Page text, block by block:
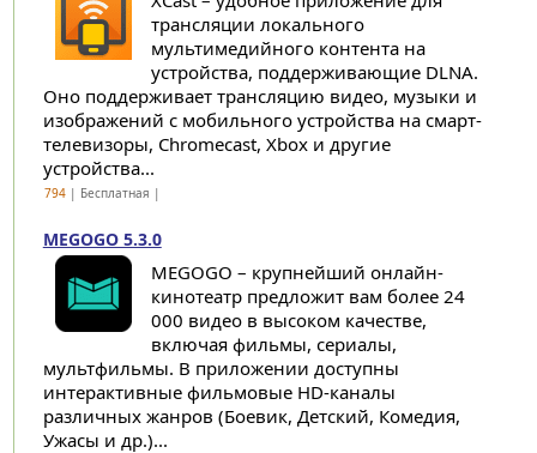
трансляции локального
мультимедийного контента на
устройства, поддерживающие DLNA.
Оно поддерживает трансляцию видео, музыки и
изображений с мобильного устройства на смарт-
телевизоры, Chromecast, Xbox и другие
устройства...
794| Бесплатная |
MEGOGO 5.3.0
MEGOGO – крупнейший онлайн-
кинотеатр предложит вам более 24
000 видео в высоком качестве,
включая фильмы, сериалы,
мультфильмы. В приложении доступны
интерактивные фильмовые HD-каналы
различных жанров (Боевик, Детский, Комедия,
Ужасы и др.)...